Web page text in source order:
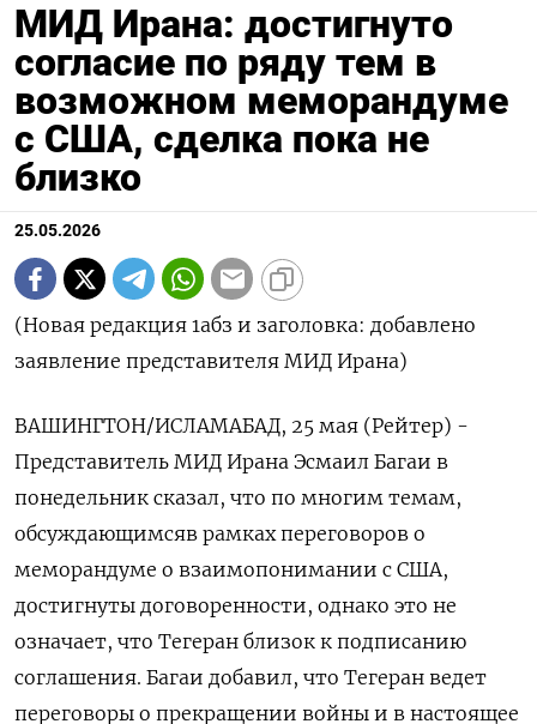
МИД Ирана: достигнуто
согласие по ряду тем в
возможном меморандуме
с США, сделка пока не
близко
25.05.2026
(Новая редакция 1абз и заголовка: добавлено
заявление представителя МИД Ирана)
ВАШИНГТОН/ИСЛАМАБАД, 25 мая (Рейтер) -
Представитель МИД Ирана Эсмаил Багаи в
понедельник сказал, что по многим темам,
обсуждающимсяв рамках переговоров о
‌меморандуме о взаимопонимании с США,
достигнуты договоренности, однако это не
означает, что Тегеран близок к подписанию
соглашения. Багаи добавил, что Тегеран ведет
переговоры о прекращении войны и в ​настоящее